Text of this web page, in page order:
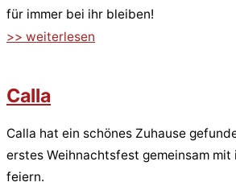
für immer bei ihr bleiben!
>> weiterlesen
Calla
Calla hat ein schönes Zuhause
erstes Weihnachtsfest gemeinsam mit
feiern.